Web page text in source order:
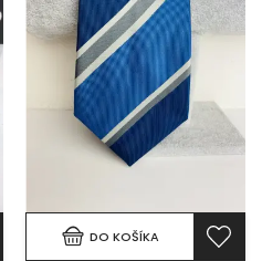
DO KOŠÍKA